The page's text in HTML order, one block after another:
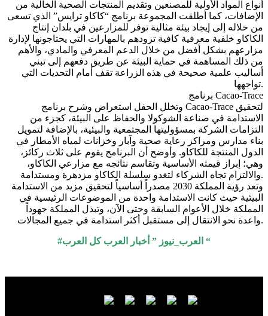
أنواع المواد الأولية للمصنعين وتقديم المنتجات الصحية الخالية من
الإضافات، كما أطلقت المجموعة برنامج “كاكاو ترايس” الذي تسعى
من خلاله إلى إيجاد بيئة مثالية توفر للمزارعين في بلدان إنتاج
الكاكاو خلفية معرفية كافية تزودهم بالمهارات التي يحتاجونها لإدارة
مزارعهم بشكل أفضل من خلال الدعم المعرفي والمادي، والأهم
من ذلك المساهمة في حماية البيئة عن طريق دفعهم إلى تبني
أساليب علمية صحيحة في هذه الزراعة تقف أمام التحديات التي
تواجهها.
برنامج Cacao-Trace
وتخلل الحفل استعراض وشرح برنامج Cacao-Trace لتحقيق
الاستدامة في صناعة الشوكولا والحفاظ على البيئة، كجزء من
التزامات الشركة بمسؤوليتها المجتمعية والبيئية، بالإضافة لتمويل
بناء مدارس ومراكز رعاية صحية وآبار وخزانات لمياه الأمطار في
الدول المنتجة للكاكاو. وأوضح أن البرنامج يقوم على ثلاث ركائز،
وهي؛ إبراز قيمته الأساسية وتقاسم نتائجه مع مزارعي الكاكاو،
والالتزام تجاه الشركاء لتغدو سلسلة الكاكاو مزدهرة ومستدامة.
وتعد رؤية المملكة 2030 مصدراً أساسياً لتحقيق مزيد من الاستدامة
البيئية حيث كانت الاستدامة واحدة من الموضوعات الرئيسية في
المملكة خلال الأعوام السابقة وحتى الآن، وتبذل المملكة جهوداً
واعدة نحو الانتقال إلى مستقبل أكثر استدامة في جميع المجالات.
#العرب_نيوز ” أخبار العرب كل العرب “